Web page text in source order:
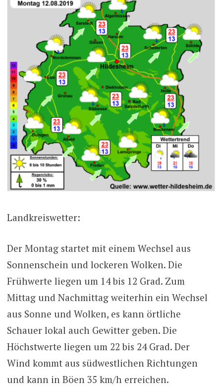
Landkreiswetter:
Der Montag startet mit einem Wechsel aus
Sonnenschein und lockeren Wolken. Die
Frühwerte liegen um 14 bis 12 Grad. Zum
Mittag und Nachmittag weiterhin ein Wechsel
aus Sonne und Wolken, es kann örtliche
Schauer lokal auch Gewitter geben. Die
Höchstwerte liegen um 22 bis 24 Grad. Der
Wind kommt aus südwestlichen Richtungen
und kann in Böen 35 km/h erreichen.